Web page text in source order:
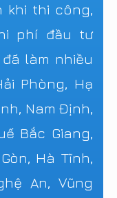
khi thi công,
phí đầu tư
làm nhiều
Phòng, Hạ
Nam Định,
Bắc Giang,
Hà Tĩnh,
An, Vũng